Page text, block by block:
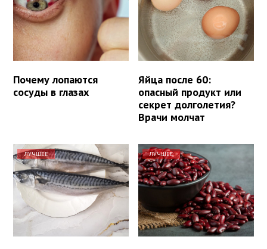
Почему лопаются
сосуды в глазах
Яйца после 60:
опасный продукт или
секрет долголетия?
Врачи молчат
ЛУЧШЕЕ ЛУЧШЕЕ